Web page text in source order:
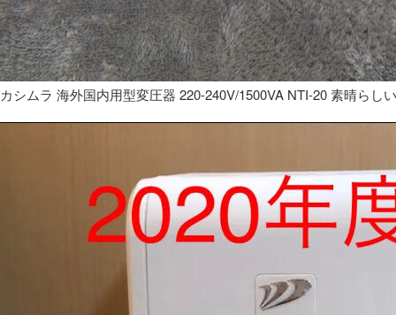
カシムラ 海外国内用型変圧器 220-240V/1500VA NTI-20 素晴らし